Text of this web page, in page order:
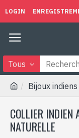
LOGIN
Tous
Bijoux
COLLIER INDIEN
NATURELLE